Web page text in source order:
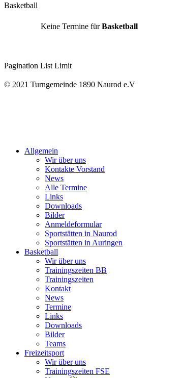
Basketball
Keine Termine fürBasketball
Pagination List Limit
© 2021 Turngemeinde 1890 Naurod e.V
Allgemein
Wir über uns
Kontakte Vorstand
News
Alle Termine
Links
Downloads
Bilder
Anmeldeformular
Sportstätten in Naurod
Sportstätten in Auringen
Basketball
Wir über uns
Trainingszeiten BB
Trainingszeiten
Kontakt
News
Termine
Links
Downloads
Bilder
Teams
Freizeitsport
Wir über uns
Trainingszeiten FSE